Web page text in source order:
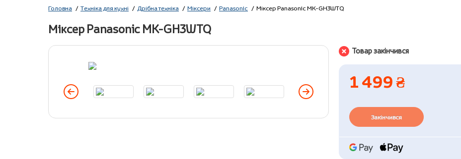
Головна Техніка для кухні Дрібна техніка Міксери Panasonic Міксер Panasonic MK-GH3WTQ
Міксер Panasonic MK-GH3WTQ
Товар закінчився
1 499 ₴
Закінчився